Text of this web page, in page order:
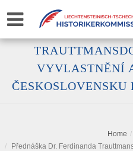
VYVLASTNĚNÍ
ČESKOSLOVENSKU
Home
Přednáška Dr. Ferdinanda